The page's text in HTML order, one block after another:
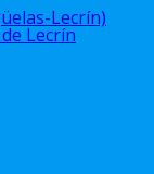
Lecrín)
Lecrín